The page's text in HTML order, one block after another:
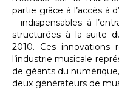
partie grâce à l’accès à
– indispensables à
structurées à la suite
2010. Ces innovations
l’industrie musicale
de géants du
deux générateurs de